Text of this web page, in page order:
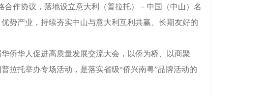
作协议，落地设立意大利（普拉托）－中国（中山）名
势产业，持续夯实中山与意大利互利共赢、长期友好的
华人促进高质量发展交流大会，以侨为桥、以商聚
拉托举办专场活动，是落实省级“侨兴南粤”品牌活动的